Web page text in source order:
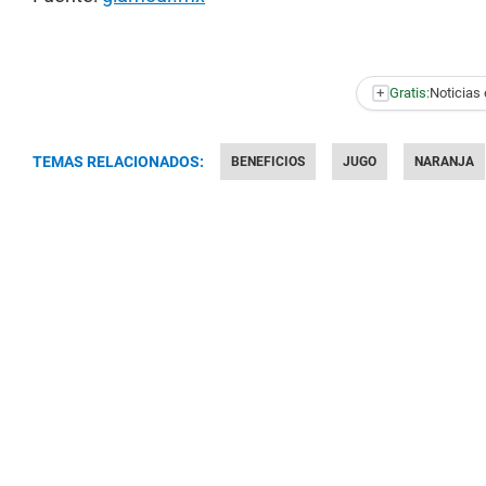
+ Gratis:Noticias
TEMAS RELACIONADOS: BENEFICIOS JUGO NARANJA